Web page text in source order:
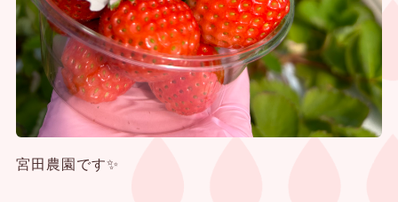
宮田農園です✨